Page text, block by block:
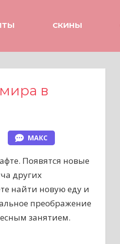
СКИНЫ
в
МАКС
Появятся новые
других
найти новую еду и
преображение
занятием.